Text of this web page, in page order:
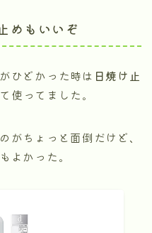
めもいいぞ
ひどかった時は 日焼け止
使ってました。
がちょっと面倒だけど、
よかった。